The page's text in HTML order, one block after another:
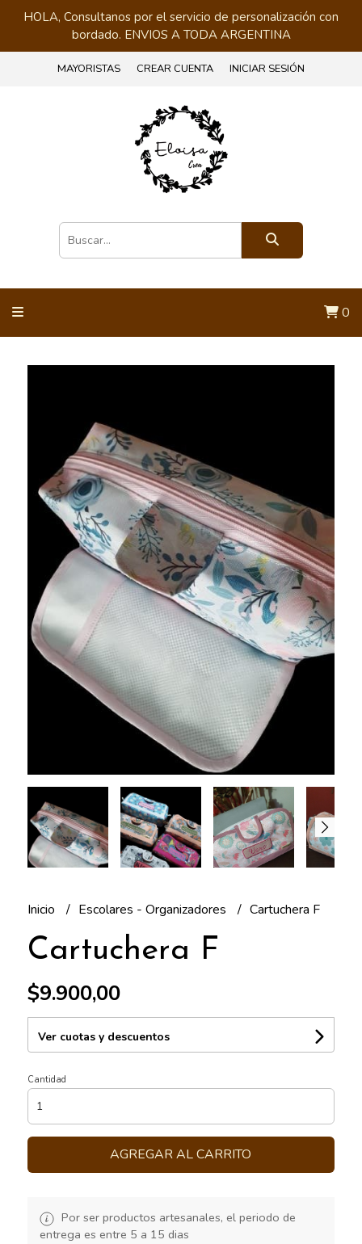
HOLA, Consultanos por el servicio de personalización con
bordado. ENVIOS A TODA ARGENTINA
MAYORISTAS CREAR CUENTA INICIAR SESIÓN
0
Inicio Escolares - Organizadores Cartuchera F
Cartuchera F
$9.900,00
Ver cuotas y descuentos
Cantidad
AGREGAR AL CARRITO
Por ser productos artesanales, el periodo de
entrega es entre 5 a 15 dias